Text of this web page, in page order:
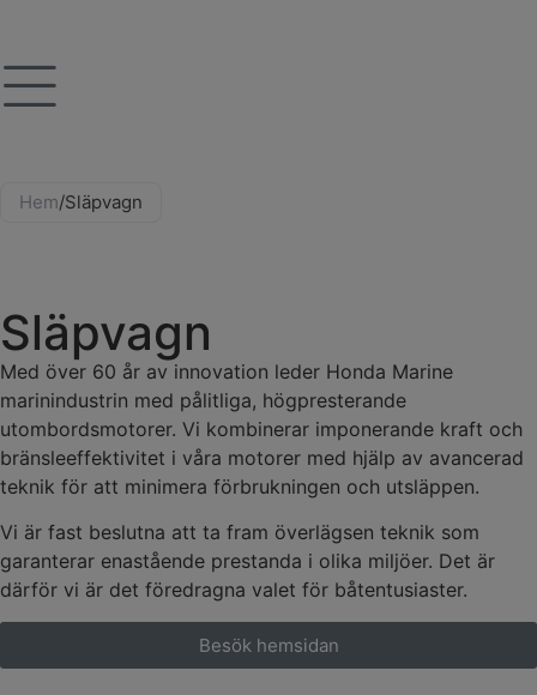
Hem/Släpvagn
Släpvagn
Med över 60 år av innovation leder Honda Marine
marinindustrin med pålitliga, högpresterande
utombordsmotorer. Vi kombinerar imponerande kraft och
bränsleeffektivitet i våra motorer med hjälp av avancerad
teknik för att minimera förbrukningen och utsläppen.
Vi är fast beslutna att ta fram överlägsen teknik som
garanterar enastående prestanda i olika miljöer. Det är
därför vi är det föredragna valet för båtentusiaster.
Besök hemsidan